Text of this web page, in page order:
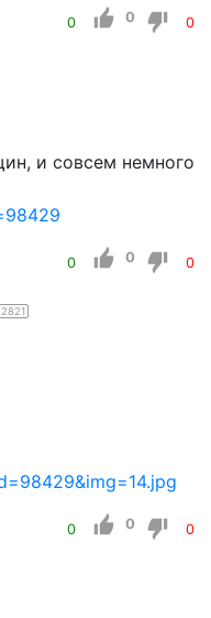
0 0 0
и совсем немного
0 0 0
2821
0 0 0